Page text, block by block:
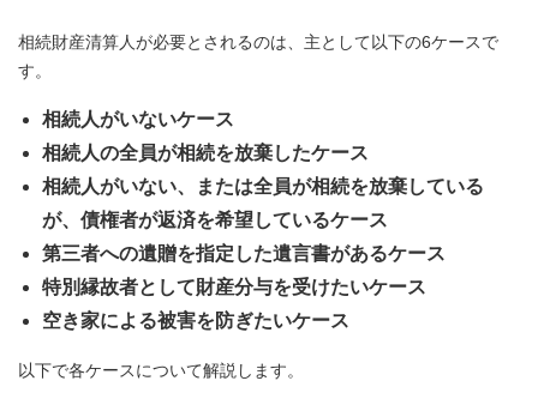
相続財産清算人が必要とされるのは、主として以下の6ケースで
す。
相続人がいないケース
相続人の全員が相続を放棄したケース
相続人がいない、または全員が相続を放棄している
が、債権者が返済を希望しているケース
第三者への遺贈を指定した遺言書があるケース
特別縁故者として財産分与を受けたいケース
空き家による被害を防ぎたいケース
以下で各ケースについて解説します。